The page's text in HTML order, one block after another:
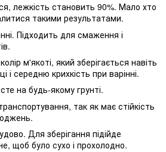
лежкість становить 90%. Мало хто
такими результатами.
Підходить для смаження і
м'якоті, який зберігається навіть
і середню крихкість при варінні.
на будь-якому грунті.
так як має стійкість
Для зберігання підійде
щоб було сухо і прохолодно.